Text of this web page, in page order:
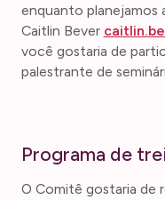
enquanto planejamos
Caitlin Bever
você gostaria de
palestrante de
Programa de
O Comitê gostaria de